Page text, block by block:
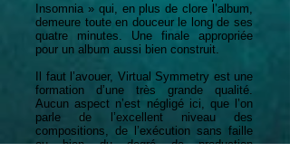
Insomnia » qui, en plus de clore l’album,
demeure toute en douceur le long de ses
quatre minutes. Une finale appropriée
pour un album aussi bien construit.
Il faut l’avouer, Virtual Symmetry est une
formation d’une très grande qualité.
Aucun aspect n’est négligé ici, que l’on
parle de l’excellent niveau des
compositions, de l’exécution sans faille
ou bien du degré de production